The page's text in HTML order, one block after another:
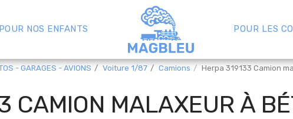
POUR NOS ENFANTS POUR LES
- GARAGES - AVIONS Voiture 1/87 Camions Herpa 319133 Camion
CAMION MALAXEUR À